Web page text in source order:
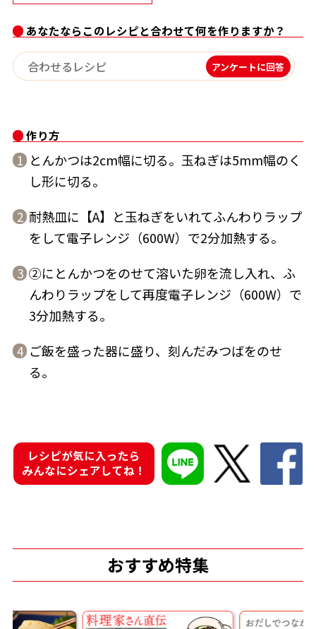
楽チン屋®
新鮮一番 『氷熟®』
商品情報一覧
かつおだしが決め手！簡単茶碗蒸し
あなたならこのレシピと合わせて何を作りますか？
アンケートに回答
作り方
1 とんかつは2cm幅に切る。玉ねぎは5mm幅のく
し形に切る。
2 耐熱皿に【A】と玉ねぎをいれてふんわりラップ
をして電子レンジ（600W）で2分加熱する。
3 ②にとんかつをのせて溶いた卵を流し入れ、ふ
んわりラップをして再度電子レンジ（600W）で
3分加熱する。
4 ご飯を盛った器に盛り、刻んだみつばをのせ
る。
レシピが気に入ったら
みんなにシェアしてね！
おすすめ特集